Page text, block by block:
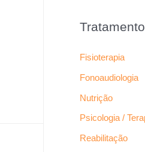
Fisioterapia
Fonoaudiologia
Nutrição
Psicologia /
Reabilitação